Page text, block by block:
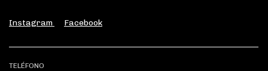
Instagram Facebook
TELÉFONO